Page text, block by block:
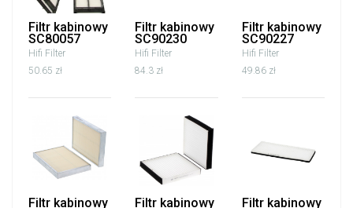
Filtr kabinowy
SC80057
Hifi Filter
50.65 zł
Filtr kabinowy
SC90230
Hifi Filter
84.3 zł
Filtr kabinowy
SC90227
Hifi Filter
49.86 zł
Filtr kabinowy Filtr kabinowy Filtr kabinowy